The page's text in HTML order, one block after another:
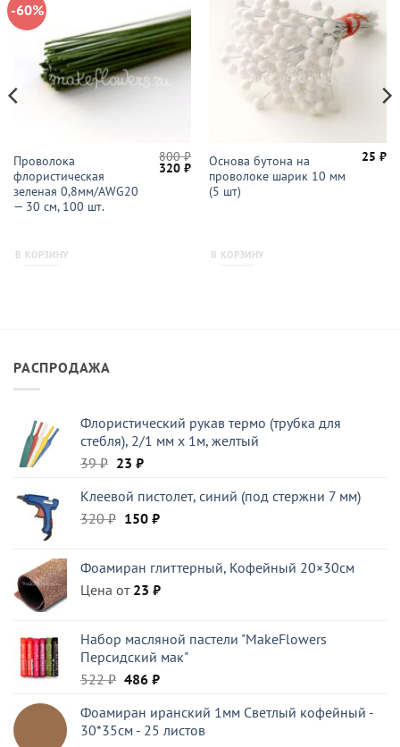
-60%
Проволока
флористическая
зеленая 0,8мм/AWG20
— 30 см, 100 шт.
800₽
Первоначальная
составляла
320₽Текущая
цена:
320 ₽.
В КОРЗИНУ
Основа бутона на
проволоке шарик 10 мм
(5 шт)
25₽
В КОРЗИНУ
РАСПРОДАЖА
Флористический рукав термо (трубка для
стебля), 2/1 мм x 1м, желтый
39₽ Первоначальная
составляла
39 ₽.
23 ₽Текущая
23 ₽.
Клеевой пистолет, синий (под стержни 7 мм)
320₽ Первоначальная
320 ₽.
150 ₽Текущая
Фоамиран глиттерный, Кофейный 20×30см
Цена от 23 ₽
Набор масляной пастели "MakeFlowers
Персидский мак"
522₽ Первоначальная
составляла
522 ₽.
486 ₽Текущая
486 ₽.
Фоамиран иранский 1мм Светлый кофейный -
30*35см - 25 листов